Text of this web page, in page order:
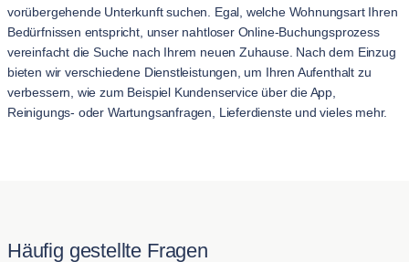
vorübergehende Unterkunft suchen. Egal, welche Wohnungsart Ihren
Bedürfnissen entspricht, unser nahtloser Online-Buchungsprozess
vereinfacht die Suche nach Ihrem neuen Zuhause. Nach dem Einzug
bieten wir verschiedene Dienstleistungen, um Ihren Aufenthalt zu
verbessern, wie zum Beispiel Kundenservice über die App,
Reinigungs- oder Wartungsanfragen, Lieferdienste und vieles mehr.
Häufig gestellte Fragen